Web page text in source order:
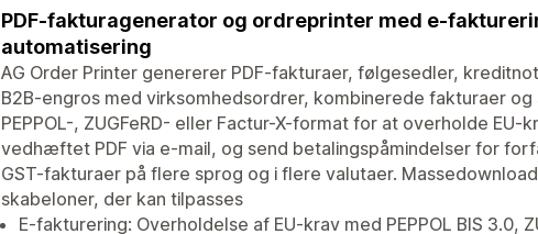
PDF-fakturagenerator og ordreprinter med e-
automatisering
AG Order Printer genererer PDF-fakturaer, følgesedler,
B2B-engros med virksomhedsordrer, kombinerede fakturaer
PEPPOL-, ZUGFeRD- eller Factur-X-format for at overholde EU-
vedhæftet PDF via e-mail, og send betalingspåmindelser for
GST-fakturaer på flere sprog og i flere valutaer.
skabeloner, der kan tilpasses
E-fakturering: Overholdelse af EU-krav med PEPPOL BIS 3.0,